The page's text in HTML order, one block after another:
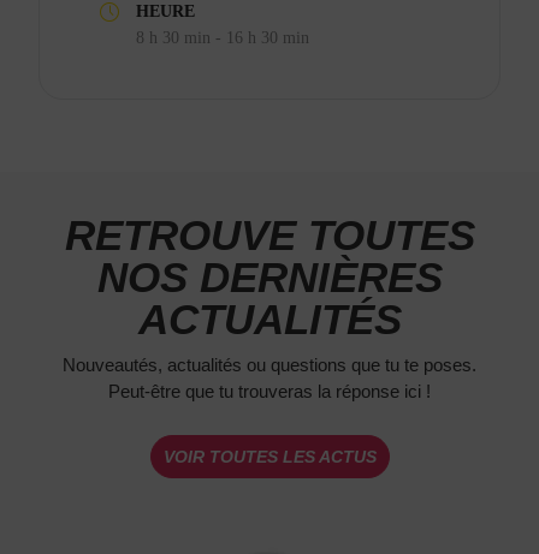
HEURE
8 h 30 min - 16 h 30 min
RETROUVE TOUTES
NOS DERNIÈRES
ACTUALITÉS
Nouveautés, actualités ou questions que tu te poses.
Peut-être que tu trouveras la réponse ici !
VOIR TOUTES LES ACTUS